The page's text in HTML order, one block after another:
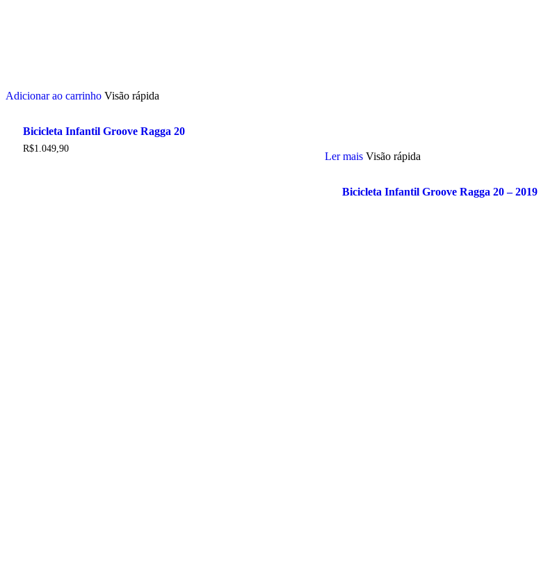
Adicionar ao carrinho Visão rápida
Bicicleta Infantil Groove Ragga 20
R$1.049,90
Ler mais Visão rápida
Bicicleta Infantil Groove Ragga 20 – 2019